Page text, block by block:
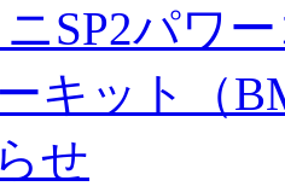
SP2パワ
キット（
せ